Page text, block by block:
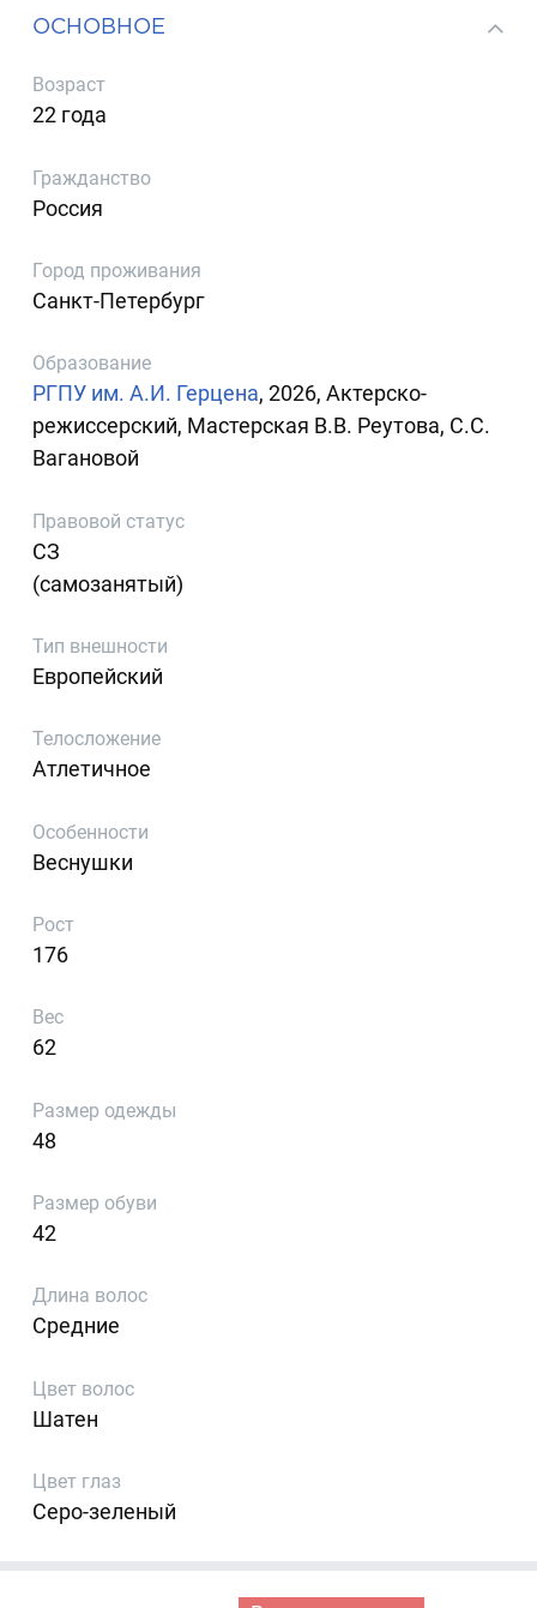
ОСНОВНОЕ
Возраст
22 года
Гражданство
Россия
Город проживания
Санкт-Петербург
Образование
РГПУ им. А.И. Герцена, 2026, Актерско-
режиссерский, Мастерская В.В. Реутова, С.С.
Вагановой
Правовой статус
СЗ
(самозанятый)
Тип внешности
Европейский
Телосложение
Атлетичное
Особенности
Веснушки
Рост
176
Вес
62
Размер одежды
48
Размер обуви
42
Длина волос
Средние
Цвет волос
Шатен
Цвет глаз
Серо-зеленый